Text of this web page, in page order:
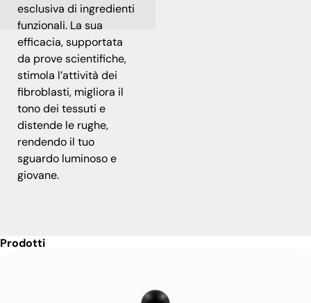
esclusiva di ingredienti
funzionali. La sua
efficacia, supportata
da prove scientifiche,
stimola l’attività dei
fibroblasti, migliora il
tono dei tessuti e
distende le rughe,
rendendo il tuo
sguardo luminoso e
giovane.
Prodotti